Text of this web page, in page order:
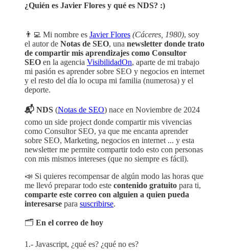
¿Quién es Javier Flores y qué es NDS? :)
👨‍💻 Mi nombre es Javier Flores (Cáceres, 1980), soy
el autor de Notas de SEO, una newsletter donde trato
de compartir mis aprendizajes como Consultor
SEO en la agencia VisibilidadOn, aparte de mi trabajo
mi pasión es aprender sobre SEO y negocios en internet
y el resto del día lo ocupa mi familia (numerosa) y el
deporte.
📬 NDS (Notas de SEO) nace en Noviembre de 2024
como un side project donde compartir mis vivencias
como Consultor SEO, ya que me encanta aprender
sobre SEO, Marketing, negocios en internet ... y esta
newsletter me permite compartir todo esto con personas
con mis mismos intereses (que no siempre es fácil).
📣 Si quieres recompensar de algún modo las horas que
me llevó preparar todo este contenido gratuito para ti,
comparte este correo con alguien a quien pueda
interesarse para suscribirse.
🗂️ En el correo de hoy
1.- Javascript, ¿qué es? ¿qué no es?